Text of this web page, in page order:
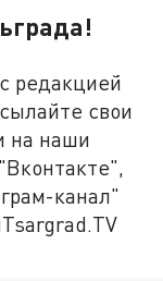
редакцией
свои
на наши
канал"